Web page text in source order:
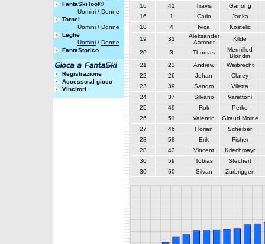
FantaSkiTool®
Uomini / Donne
Tornei
Uomini / Donne
Leghe
Uomini / Donne
FantaStorico
Registrazione
Accesso al gioco
Vincitori
16
41 Travis
Ganong
16
1 Carlo
Janka
18
4 Ivica
Kostelic
19
31
Aleksander
Aamodt
Kilde
20 3 Thomas
Mermillod
Blondin
21
23 Andrew
Weibrecht
22
26 Johan
Clarey
23
39 Sandro
Viletta
24
37 Silvano
Varettoni
25
49 Rok
Perko
26
51 Valentin
Giraud Moine
27
46 Florian
Scheiber
28
58 Erik
Fisher
28
43 Vincent
Kriechmayr
30
59 Tobias
Stechert
30
60 Silvan Zurbriggen